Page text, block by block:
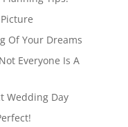
Of Your Dreams
Everyone Is A
Wedding Day